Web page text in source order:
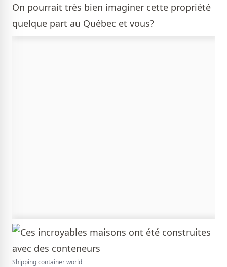
On pourrait très bien imaginer cette propriété
quelque part au Québec et vous?
Shipping container world